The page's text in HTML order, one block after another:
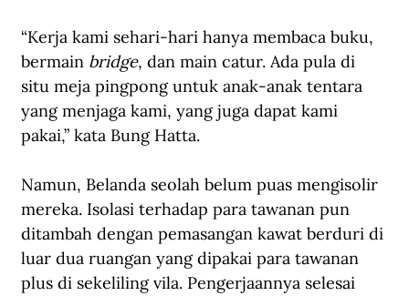
“Kerja kami sehari-hari hanya membaca buku,
bermain bridge, dan main catur. Ada pula di
situ meja pingpong untuk anak-anak tentara
yang menjaga kami, yang juga dapat kami
pakai,” kata Bung Hatta.
Namun, Belanda seolah belum puas mengisolir
mereka. Isolasi terhadap para tawanan pun
ditambah dengan pemasangan kawat berduri di
luar dua ruangan yang dipakai para tawanan
plus di sekeliling vila. Pengerjaannya selesai